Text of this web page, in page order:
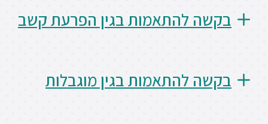
לימודי
חוץ
מתעניינים
בקשה להתאמות בגין הפרעת קשב
בקשה להתאמות בגין מוגבלות